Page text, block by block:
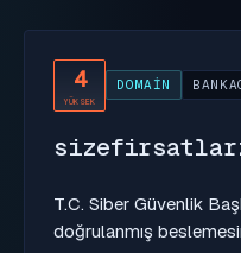
4
YÜKSEK
DOMAIN
T.C. Siber Güvenlik
doğrulanmış